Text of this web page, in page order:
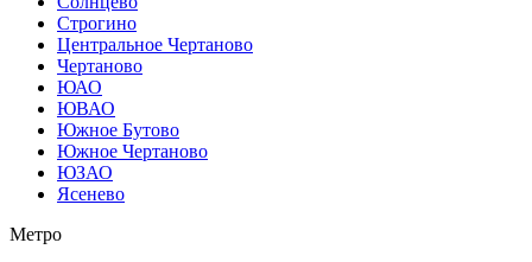
Строгино
Центральное Чертаново
Чертаново
ЮАО
ЮВАО
Южное Бутово
Южное Чертаново
ЮЗАО
Ясенево
Метро